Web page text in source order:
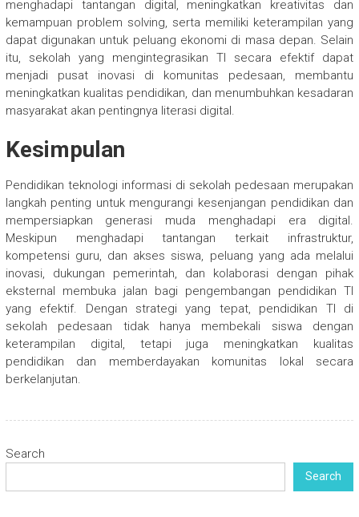
menghadapi tantangan digital, meningkatkan kreativitas dan
kemampuan problem solving, serta memiliki keterampilan yang
dapat digunakan untuk peluang ekonomi di masa depan. Selain
itu, sekolah yang mengintegrasikan TI secara efektif dapat
menjadi pusat inovasi di komunitas pedesaan, membantu
meningkatkan kualitas pendidikan, dan menumbuhkan kesadaran
masyarakat akan pentingnya literasi digital.
Kesimpulan
Pendidikan teknologi informasi di sekolah pedesaan merupakan
langkah penting untuk mengurangi kesenjangan pendidikan dan
mempersiapkan generasi muda menghadapi era digital.
Meskipun menghadapi tantangan terkait infrastruktur,
kompetensi guru, dan akses siswa, peluang yang ada melalui
inovasi, dukungan pemerintah, dan kolaborasi dengan pihak
eksternal membuka jalan bagi pengembangan pendidikan TI
yang efektif. Dengan strategi yang tepat, pendidikan TI di
sekolah pedesaan tidak hanya membekali siswa dengan
keterampilan digital, tetapi juga meningkatkan kualitas
pendidikan dan memberdayakan komunitas lokal secara
berkelanjutan.
Search
Search